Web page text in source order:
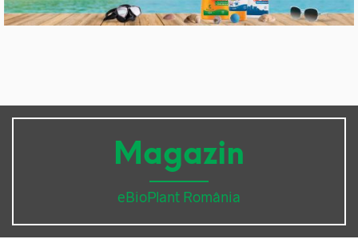
Magazin
eBioPlant România